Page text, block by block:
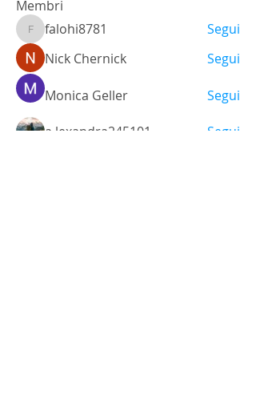
Membri
falohi8781
falohi8781
Segui
Nick Chernick
Segui
Monica Geller Segui
a.lexandra245101 Segui